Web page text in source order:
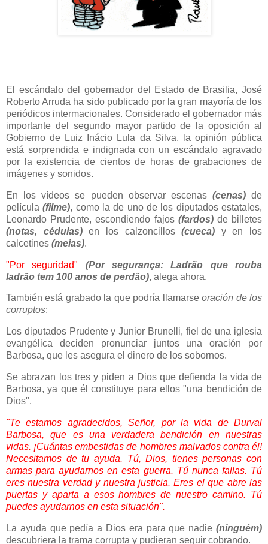
El escándalo del gobernador del Estado de Brasilia, José
Roberto Arruda ha sido publicado por la gran mayoría de los
periódicos intermacionales. Considerado el gobernador más
importante del segundo mayor partido de la oposición al
Gobierno de Luiz Inácio Lula da Silva, la opinión pública
está sorprendida e indignada con un escándalo agravado
por la existencia de cientos de horas de grabaciones de
imágenes y sonidos.
En los vídeos se pueden observar escenas (cenas)de
película(filme), como la de uno de los diputados estatales,
Leonardo Prudente, escondiendo fajos (fardos)de billetes
(notas, cédulas)en los calzoncillos(cueca) y en los
calcetines (meias).
"Por seguridad"
(Por segurança: Ladrão que rouba
ladrão tem 100 anos de perdão), alega ahora.
También está grabado la que podría llamarseoración de los
corruptos:
Los diputados Prudente y Junior Brunelli, fiel de una iglesia
evangélica deciden pronunciar juntos una oración por
Barbosa, que les asegura el dinero de los sobornos.
Se abrazan los tres y piden a Dios que defienda la vida de
Barbosa, ya que él constituye para ellos "una bendición de
Dios".
"Te estamos agradecidos, Señor, por la vida de Durval
Barbosa, que es una verdadera bendición en nuestras
vidas. ¡Cuántas embestidas de hombres malvados contra él!
Necesitamos de tu ayuda. Tú, Dios, tienes personas con
armas para ayudarnos en esta guerra. Tú nunca fallas. Tú
eres nuestra verdad y nuestra justicia. Eres el que abre las
puertas y aparta a esos hombres de nuestro camino. Tú
puedes ayudarnos en esta situación".
La ayuda que pedía a Dios era para que nadie (ninguém)
descubriera la trama corrupta y pudieran seguir cobrando.